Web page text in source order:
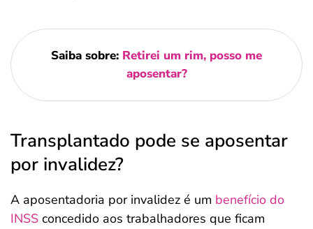
Saiba sobre: Retirei um rim, posso me
aposentar?
Transplantado pode se aposentar
por invalidez?
A aposentadoria por invalidez é um benefício do
INSS concedido aos trabalhadores que ficam